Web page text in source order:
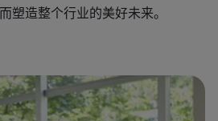
塑造整个行业的美好未来。